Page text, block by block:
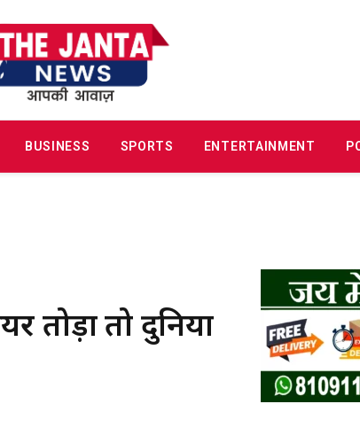
BUSINESS SPORTS ENTERTAINMENT
तोड़ा तो दुनिया